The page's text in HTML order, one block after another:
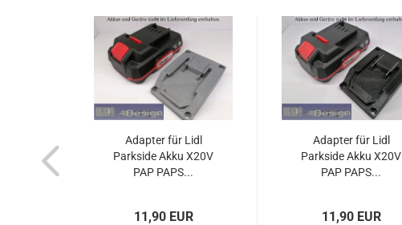
Adapter für Lidl
Parkside Akku X20V
PAP PAPS...
11,90 EUR
Adapter für Lidl
Parkside Akku X20V
PAP PAPS...
11,90 EUR